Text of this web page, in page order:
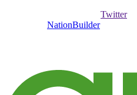
Twitterou
NationBuilder